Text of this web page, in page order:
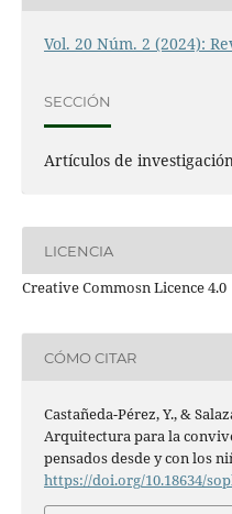
Vol. 20 Núm. 2 (2024):
SECCIÓN
Artículos de
LICENCIA
Creative Commosn Licence 4.0
CÓMO CITAR
Castañeda-Pérez, Y., &
Arquitectura para la
pensados desde y con los
https://doi.org/10.18634/